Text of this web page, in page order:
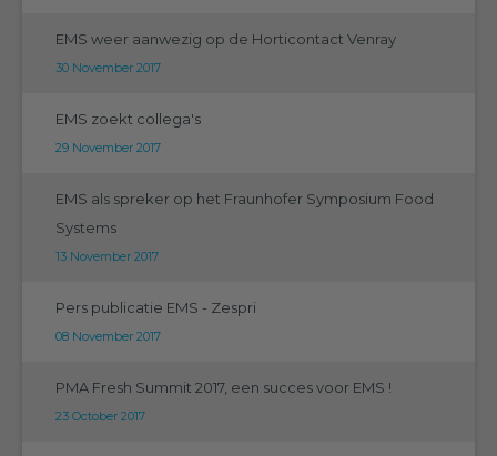
EMS weer aanwezig op de Horticontact Venray
30 November 2017
EMS zoekt collega's
29 November 2017
EMS als spreker op het Fraunhofer Symposium Food
Systems
13 November 2017
Pers publicatie EMS - Zespri
08 November 2017
PMA Fresh Summit 2017, een succes voor EMS !
23 October 2017